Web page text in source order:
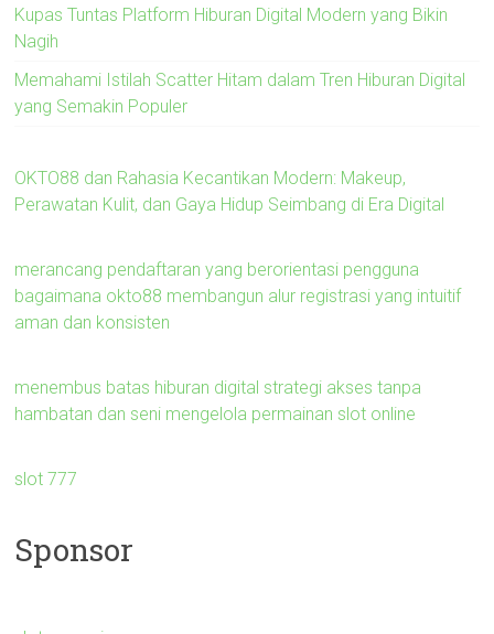
Kupas Tuntas Platform Hiburan Digital Modern yang Bikin
Nagih
Memahami Istilah Scatter Hitam dalam Tren Hiburan Digital
yang Semakin Populer
OKTO88 dan Rahasia Kecantikan Modern: Makeup,
Perawatan Kulit, dan Gaya Hidup Seimbang di Era Digital
merancang pendaftaran yang berorientasi pengguna
bagaimana okto88 membangun alur registrasi yang intuitif
aman dan konsisten
menembus batas hiburan digital strategi akses tanpa
hambatan dan seni mengelola permainan slot online
slot 777
Sponsor